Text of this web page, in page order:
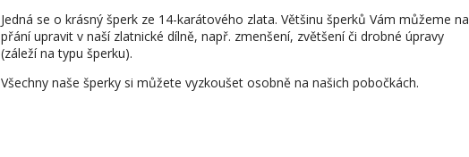
Jedná se o krásný šperk ze 14-karátového zlata. Většinu šperků Vám můžeme na
přání upravit v naší zlatnické dílně, např. zmenšení, zvětšení či drobné úpravy
(záleží na typu šperku).
Všechny naše šperky si můžete vyzkoušet osobně na našich pobočkách.